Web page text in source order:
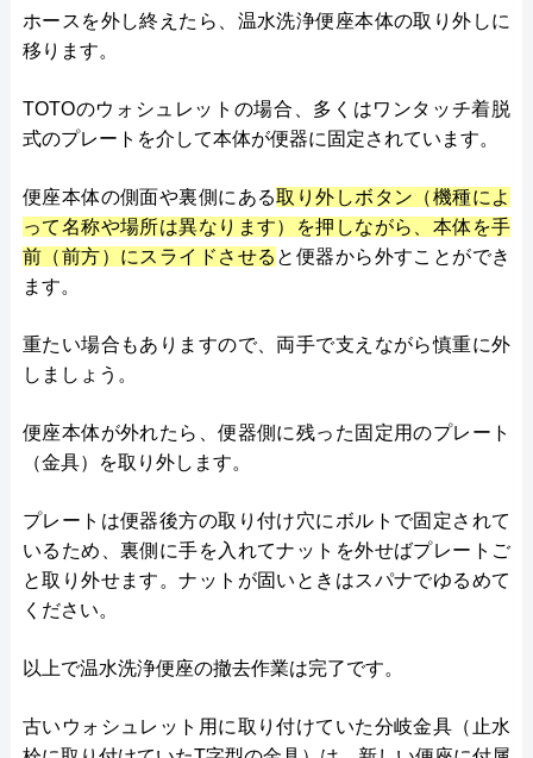
ホースを外し終えたら、温水洗浄便座本体の取り外しに
移ります。
TOTOのウォシュレットの場合、多くはワンタッチ着脱
式のプレートを介して本体が便器に固定されています。
便座本体の側面や裏側にある取り外しボタン（機種によ
って名称や場所は異なります）を押しながら、本体を手
前（前方）にスライドさせる と便器から外すことができ
ます。
重たい場合もありますので、両手で支えながら慎重に外
しましょう。
便座本体が外れたら、便器側に残った固定用のプレート
（金具）を取り外します。
プレートは便器後方の取り付け穴にボルトで固定されて
いるため、裏側に手を入れてナットを外せばプレートご
と取り外せます。ナットが固いときはスパナでゆるめて
ください。
以上で温水洗浄便座の撤去作業は完了です。
古いウォシュレット用に取り付けていた分岐金具（止水